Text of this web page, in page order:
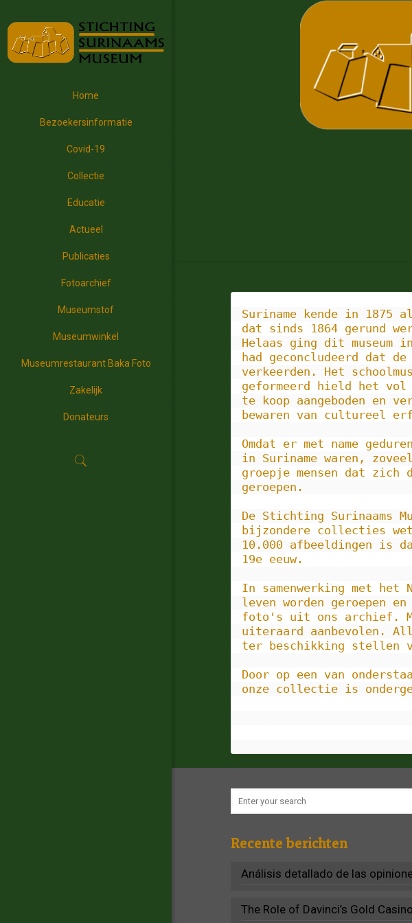
Home
Bezoekersinformatie
Covid-19
Collectie
Educatie
Actueel
Publicaties
Fotoarchief
Museumstof
Museumwinkel
Museumrestaurant Baka Foto
Zakelijk
Donateurs
Suriname kende in 1875
dat sinds 1864 gerund
Helaas ging dit museum
had geconcludeerd dat
verkeerden. Het
geformeerd hield het
te koop aangeboden en
bewaren van cultureel
Omdat er met name
in Suriname waren,
groepje mensen dat zich
geroepen.
De Stichting Surinaams
bijzondere collecties
10.000 afbeeldingen is
19e eeuw.
In samenwerking met
leven worden geroepen
foto's uit ons archief.
uiteraard aanbevolen.
ter beschikking stellen
Door op een van
onze collectie is
Recente berichten
Análisis detallado de las
The Role of Davinci’s Gold